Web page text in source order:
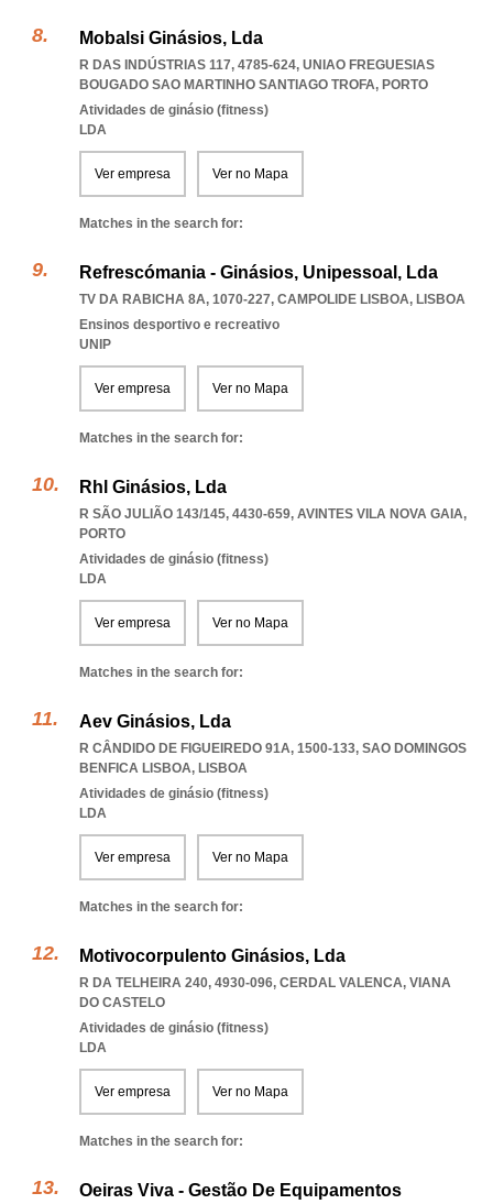
Mobalsi Ginásios, Lda
R DAS INDÚSTRIAS 117, 4785-624, UNIAO FREGUESIAS
BOUGADO SAO MARTINHO SANTIAGO TROFA, PORTO
Atividades de ginásio (fitness)
LDA
Ver empresa Ver no Mapa
Matches in the search for:
Refrescómania - Ginásios, Unipessoal, Lda
TV DA RABICHA 8A, 1070-227, CAMPOLIDE LISBOA, LISBOA
Ensinos desportivo e recreativo
UNIP
Ver empresa Ver no Mapa
Matches in the search for:
Rhl Ginásios, Lda
R SÃO JULIÃO 143/145, 4430-659, AVINTES VILA NOVA GAIA,
PORTO
Atividades de ginásio (fitness)
LDA
Ver empresa Ver no Mapa
Matches in the search for:
Aev Ginásios, Lda
R CÂNDIDO DE FIGUEIREDO 91A, 1500-133, SAO DOMINGOS
BENFICA LISBOA, LISBOA
Atividades de ginásio (fitness)
LDA
Ver empresa Ver no Mapa
Matches in the search for:
Motivocorpulento Ginásios, Lda
R DA TELHEIRA 240, 4930-096, CERDAL VALENCA, VIANA
DO CASTELO
Atividades de ginásio (fitness)
LDA
Ver empresa Ver no Mapa
Matches in the search for:
Oeiras Viva - Gestão De Equipamentos